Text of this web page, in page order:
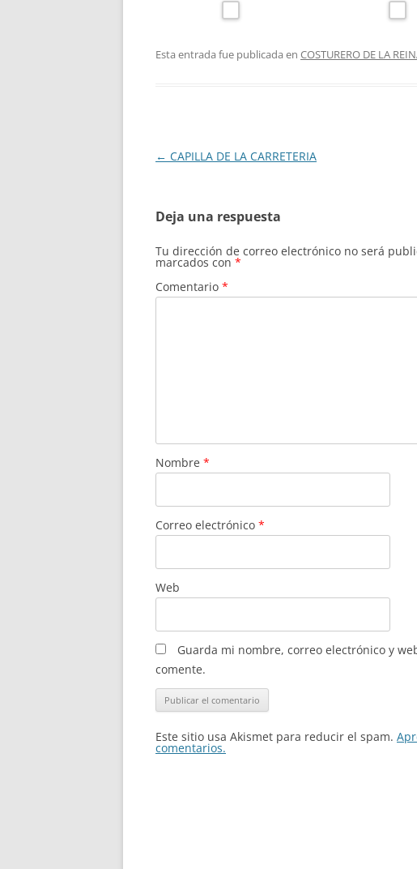
Esta entrada fue publicada en COSTURERO DE LA
Navegación
← CAPILLA DE LA CARRETERIA
Deja una respuesta
Tu dirección de correo electrónico no será
marcados con *
Comentario *
Nombre *
Correo electrónico *
Web
Guarda mi nombre, correo electrónico y
comente.
Este sitio usa Akismet para reducir el spam.
comentarios.